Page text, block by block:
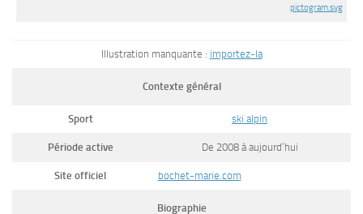
Illustration manquante : importez-la
Contexte général
Sport ski alpin
Période active De 2008 à aujourd’hui
Site officiel bochet-marie.com
Biographie